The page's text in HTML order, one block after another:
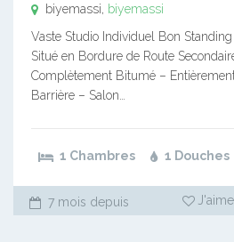
biyemassi,
biyemassi
Vaste Studio Individuel Bon
Situé en Bordure de Route
Complètement Bitumé –
Barrière – Salon…
1 Chambres 1 Douches
7 mois depuis J'aime